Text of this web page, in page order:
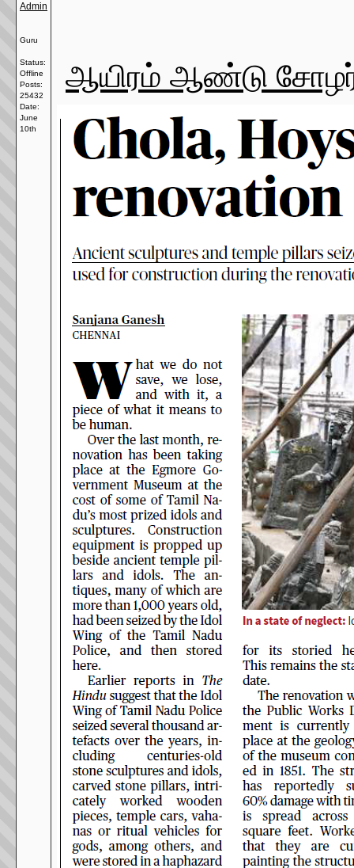
Admin
Guru
Status:
Offline
Posts:
25432
Date:
June
10th
ஆயிரம் ஆண்டு சோழர்-